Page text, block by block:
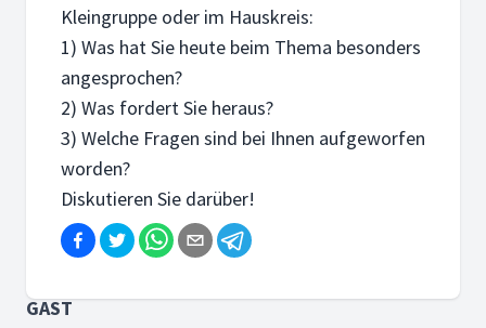
Kleingruppe oder im Hauskreis:
1) Was hat Sie heute beim Thema besonders
angesprochen?
2) Was fordert Sie heraus?
3) Welche Fragen sind bei Ihnen aufgeworfen
worden?
Diskutieren Sie darüber!
GAST